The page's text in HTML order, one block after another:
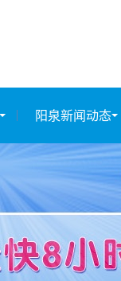
阳泉新闻动态